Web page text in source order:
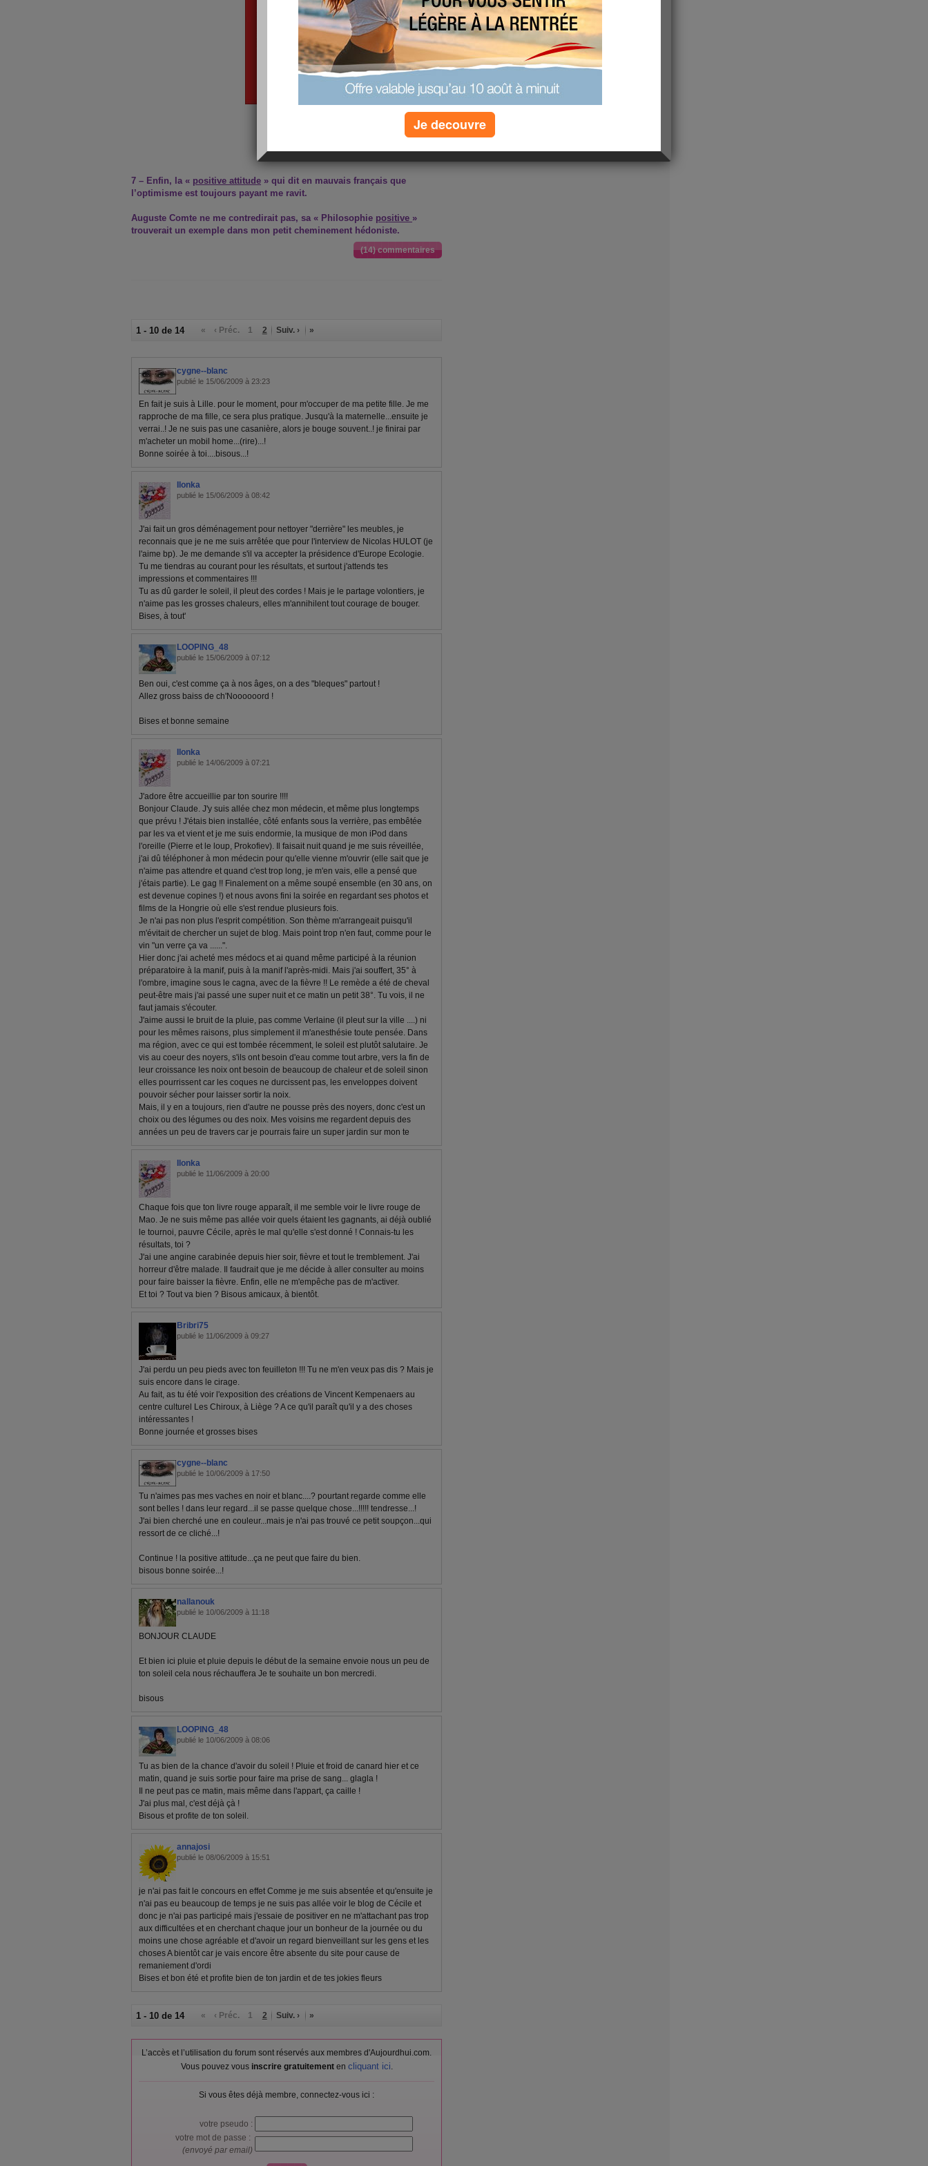
7 – Enfin, la « positive attitude » qui dit en mauvais français que
l’optimisme est toujours payant me ravit.
Auguste Comte ne me contredirait pas, sa « Philosophie positive »
trouverait un exemple dans mon petit cheminement hédoniste.
(14) commentaires
1 - 10 de 14 « ‹ Préc. 1 2 Suiv. › »
cygne--blanc
publié le 15/06/2009 à 23:23
En fait je suis à Lille. pour le moment, pour m'occuper de ma petite fille. Je me
rapproche de ma fille, ce sera plus pratique. Jusqu'à la maternelle...ensuite je
verrai..! Je ne suis pas une casanière, alors je bouge souvent..! je finirai par
m'acheter un mobil home...(rire)...!
Bonne soirée à toi....bisous...!
Ilonka
publié le 15/06/2009 à 08:42
J'ai fait un gros déménagement pour nettoyer "derrière" les meubles, je
reconnais que je ne me suis arrêtée que pour l'interview de Nicolas HULOT (je
l'aime bp). Je me demande s'il va accepter la présidence d'Europe Ecologie.
Tu me tiendras au courant pour les résultats, et surtout j'attends tes
impressions et commentaires !!!
Tu as dû garder le soleil, il pleut des cordes ! Mais je le partage volontiers, je
n'aime pas les grosses chaleurs, elles m'annihilent tout courage de bouger.
Bises, à tout'
LOOPING_48
publié le 15/06/2009 à 07:12
Ben oui, c'est comme ça à nos âges, on a des "bleques" partout !
Allez gross baiss de ch'Noooooord !
Bises et bonne semaine
Ilonka
publié le 14/06/2009 à 07:21
J'adore être accueillie par ton sourire !!!!
Bonjour Claude. J'y suis allée chez mon médecin, et même plus longtemps
que prévu ! J'étais bien installée, côté enfants sous la verrière, pas embêtée
par les va et vient et je me suis endormie, la musique de mon iPod dans
l'oreille (Pierre et le loup, Prokofiev). Il faisait nuit quand je me suis réveillée,
j'ai dû téléphoner à mon médecin pour qu'elle vienne m'ouvrir (elle sait que je
n'aime pas attendre et quand c'est trop long, je m'en vais, elle a pensé que
j'étais partie). Le gag !! Finalement on a même soupé ensemble (en 30 ans, on
est devenue copines !) et nous avons fini la soirée en regardant ses photos et
films de la Hongrie où elle s'est rendue plusieurs fois.
Je n'ai pas non plus l'esprit compétition. Son thème m'arrangeait puisqu'il
m'évitait de chercher un sujet de blog. Mais point trop n'en faut, comme pour le
vin "un verre ça va ......".
Hier donc j'ai acheté mes médocs et ai quand même participé à la réunion
préparatoire à la manif, puis à la manif l'après-midi. Mais j'ai souffert, 35° à
l'ombre, imagine sous le cagna, avec de la fièvre !! Le remède a été de cheval
peut-être mais j'ai passé une super nuit et ce matin un petit 38°. Tu vois, il ne
faut jamais s'écouter.
J'aime aussi le bruit de la pluie, pas comme Verlaine (il pleut sur la ville ....) ni
pour les mêmes raisons, plus simplement il m'anesthésie toute pensée. Dans
ma région, avec ce qui est tombée récemment, le soleil est plutôt salutaire. Je
vis au coeur des noyers, s'ils ont besoin d'eau comme tout arbre, vers la fin de
leur croissance les noix ont besoin de beaucoup de chaleur et de soleil sinon
elles pourrissent car les coques ne durcissent pas, les enveloppes doivent
pouvoir sécher pour laisser sortir la noix.
Mais, il y en a toujours, rien d'autre ne pousse près des noyers, donc c'est un
choix ou des légumes ou des noix. Mes voisins me regardent depuis des
années un peu de travers car je pourrais faire un super jardin sur mon te
Ilonka
publié le 11/06/2009 à 20:00
Chaque fois que ton livre rouge apparaît, il me semble voir le livre rouge de
Mao. Je ne suis même pas allée voir quels étaient les gagnants, ai déjà oublié
le tournoi, pauvre Cécile, après le mal qu'elle s'est donné ! Connais-tu les
résultats, toi ?
J'ai une angine carabinée depuis hier soir, fièvre et tout le tremblement. J'ai
horreur d'être malade. Il faudrait que je me décide à aller consulter au moins
pour faire baisser la fièvre. Enfin, elle ne m'empêche pas de m'activer.
Et toi ? Tout va bien ? Bisous amicaux, à bientôt.
Bribri75
publié le 11/06/2009 à 09:27
J'ai perdu un peu pieds avec ton feuilleton !!! Tu ne m'en veux pas dis ? Mais je
suis encore dans le cirage.
Au fait, as tu été voir l'exposition des créations de Vincent Kempenaers au
centre culturel Les Chiroux, à Liège ? A ce qu'il paraît qu'il y a des choses
intéressantes !
Bonne journée et grosses bises
cygne--blanc
publié le 10/06/2009 à 17:50
Tu n'aimes pas mes vaches en noir et blanc....? pourtant regarde comme elle
sont belles ! dans leur regard...il se passe quelque chose...!!!!! tendresse...!
J'ai bien cherché une en couleur...mais je n'ai pas trouvé ce petit soupçon...qui
ressort de ce cliché...!
Continue ! la positive attitude...ça ne peut que faire du bien.
bisous bonne soirée...!
nallanouk
publié le 10/06/2009 à 11:18
BONJOUR CLAUDE
Et bien ici pluie et pluie depuis le début de la semaine envoie nous un peu de
ton soleil cela nous réchauffera Je te souhaite un bon mercredi.
bisous
LOOPING_48
publié le 10/06/2009 à 08:06
Tu as bien de la chance d'avoir du soleil ! Pluie et froid de canard hier et ce
matin, quand je suis sortie pour faire ma prise de sang... glagla !
Il ne peut pas ce matin, mais même dans l'appart, ça caille !
J'ai plus mal, c'est déjà çà !
Bisous et profite de ton soleil.
annajosi
publié le 08/06/2009 à 15:51
je n'ai pas fait le concours en effet Comme je me suis absentée et qu'ensuite je
n'ai pas eu beaucoup de temps je ne suis pas allée voir le blog de Cécile et
donc je n'ai pas participé mais j'essaie de positiver en ne m'attachant pas trop
aux difficultées et en cherchant chaque jour un bonheur de la journée ou du
moins une chose agréable et d'avoir un regard bienveillant sur les gens et les
choses A bientôt car je vais encore être absente du site pour cause de
remaniement d'ordi
Bises et bon été et profite bien de ton jardin et de tes jokies fleurs
1 - 10 de 14 « ‹ Préc. 1 2 Suiv. › »
L’accès et l’utilisation du forum sont réservés aux membres d'Aujourdhui.com.
Vous pouvez vous inscrire gratuitementen cliquant ici.
Si vous êtes déjà membre, connectez-vous ici :
votre pseudo :
votre mot de passe :
(envoyé par email)
Je decouvre